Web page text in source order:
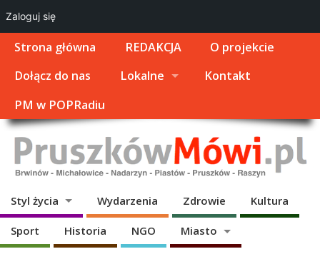
Strona główna REDAKCJA
O projekcie
Dołącz do nas
Lokalne
Kontakt
PM w POPRadiu
Styl życia Wydarzenia Zdrowie Kultura
Sport Historia NGO Miasto
Zaloguj się